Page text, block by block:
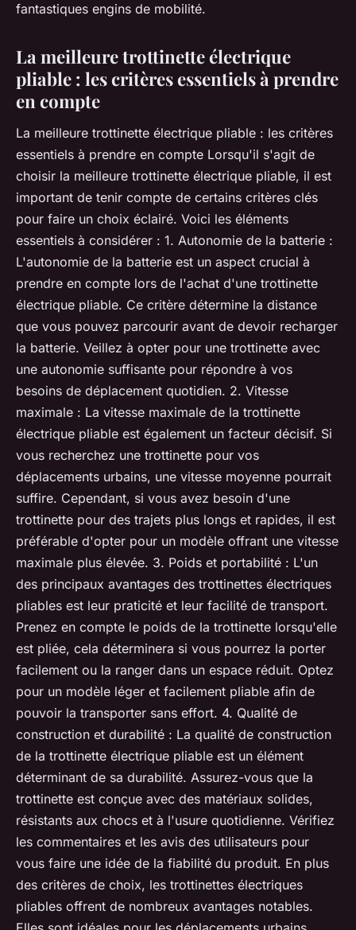
fantastiques engins de mobilité.
La meilleure trottinette électrique
pliable : les critères essentiels à prendre
en compte
La meilleure trottinette électrique pliable : les critères
essentiels à prendre en compte Lorsqu'il s'agit de
choisir la meilleure trottinette électrique pliable, il est
important de tenir compte de certains critères clés
pour faire un choix éclairé. Voici les éléments
essentiels à considérer : 1. Autonomie de la batterie :
L'autonomie de la batterie est un aspect crucial à
prendre en compte lors de l'achat d'une trottinette
électrique pliable. Ce critère détermine la distance
que vous pouvez parcourir avant de devoir recharger
la batterie. Veillez à opter pour une trottinette avec
une autonomie suffisante pour répondre à vos
besoins de déplacement quotidien. 2. Vitesse
maximale : La vitesse maximale de la trottinette
électrique pliable est également un facteur décisif. Si
vous recherchez une trottinette pour vos
déplacements urbains, une vitesse moyenne pourrait
suffire. Cependant, si vous avez besoin d'une
trottinette pour des trajets plus longs et rapides, il est
préférable d'opter pour un modèle offrant une vitesse
maximale plus élevée. 3. Poids et portabilité : L'un
des principaux avantages des trottinettes électriques
pliables est leur praticité et leur facilité de transport.
Prenez en compte le poids de la trottinette lorsqu'elle
est pliée, cela déterminera si vous pourrez la porter
facilement ou la ranger dans un espace réduit. Optez
pour un modèle léger et facilement pliable afin de
pouvoir la transporter sans effort. 4. Qualité de
construction et durabilité : La qualité de construction
de la trottinette électrique pliable est un élément
déterminant de sa durabilité. Assurez-vous que la
trottinette est conçue avec des matériaux solides,
résistants aux chocs et à l'usure quotidienne. Vérifiez
les commentaires et les avis des utilisateurs pour
vous faire une idée de la fiabilité du produit. En plus
des critères de choix, les trottinettes électriques
pliables offrent de nombreux avantages notables.